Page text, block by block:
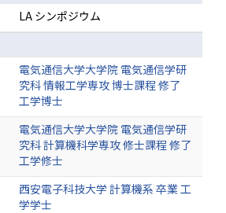
LA シンポジウム
電気通信大学大学院 電気通信学研
究科 情報工学専攻 博士課程 修了
工学博士
電気通信大学大学院 電気通信学研
究科 計算機科学専攻 修士課程 修了
工学修士
西安電子科技大学 計算機系 卒業 工
学学士